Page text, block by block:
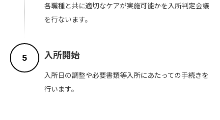
各職種と共に適切なケアが実施可能かを入所判定会議
を行ないます。
5 入所開始
入所日の調整や必要書類等入所にあたっての手続きを
行います。